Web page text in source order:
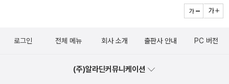
로그인 전체 메뉴 회사 소개 출판사 안내 PC 버전
(주)알라딘커뮤니케이션